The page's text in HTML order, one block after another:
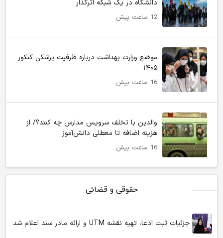
دانشگاه در یک شبکه‌ اثرگذار
12 ساعت پیش
موضع وزارت بهداشت درباره ظرفیت پزشکی کنکور
۱۴۰۵
16 ساعت پیش
والدین با تخلف سرویس مدارس چه کنند؟/ از
هزینه اضافه تا معطلی دانش‌آموز
16 ساعت پیش
حقوقی و قضائی
جزئیات ثبت ادعا، تهیه نقشه UTM و ارائه مادر سند اعلام شد